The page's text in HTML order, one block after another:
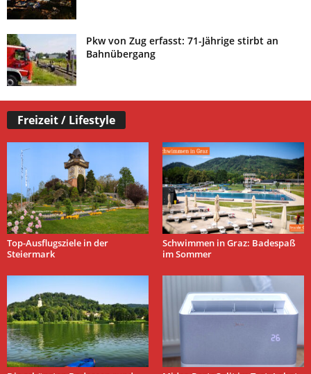
Pkw von Zug erfasst: 71-Jährige stirbt an
Bahnübergang
Freizeit / Lifestyle
Top-Ausflugsziele in der
Steiermark
Schwimmen in Graz: Badespaß
im Sommer